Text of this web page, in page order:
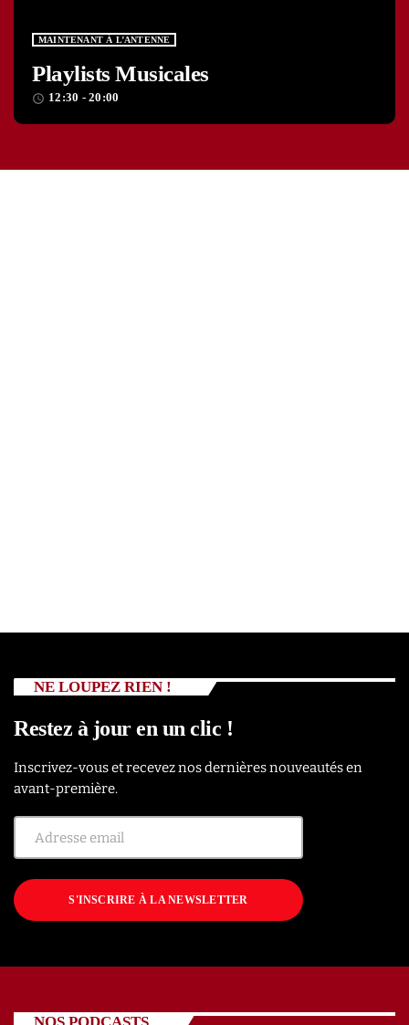
MAINTENANT À L’ANTENNE
Playlists Musicales
access_time 12:30 - 20:00
NE LOUPEZ RIEN !
Restez à jour en un clic !
Inscrivez-vous et recevez nos dernières nouveautés en
avant-première.
S'INSCRIRE À LA NEWSLETTER